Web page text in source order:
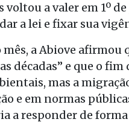
voltou a valer em 1º
a lei e fixar sua
a Abiove afirmou
décadas” e que o
mas a
e em normas
a responder de